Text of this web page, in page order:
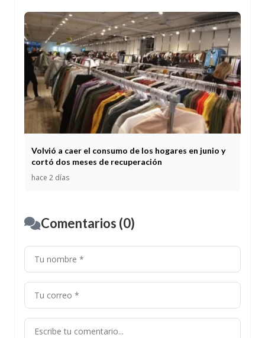
Volvió a caer el consumo de los hogares en junio y
cortó dos meses de recuperación
hace 2 días
Comentarios (0)